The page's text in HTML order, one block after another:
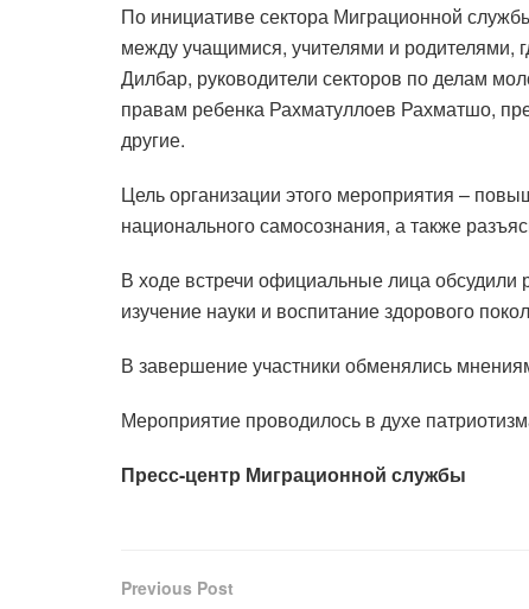
По инициативе сектора Миграционной
между учащимися, учителями и родителями,
Дилбар, руководители секторов по делам
правам ребенка Рахматуллоев Рахматшо,
другие.
Цель организации этого мероприятия –
национального самосознания, а также
В ходе встречи официальные лица обсудили
изучение науки и воспитание здорового
В завершение участники обменялись
Мероприятие проводилось в духе
Пресс-центр Миграционной службы
Previous Post